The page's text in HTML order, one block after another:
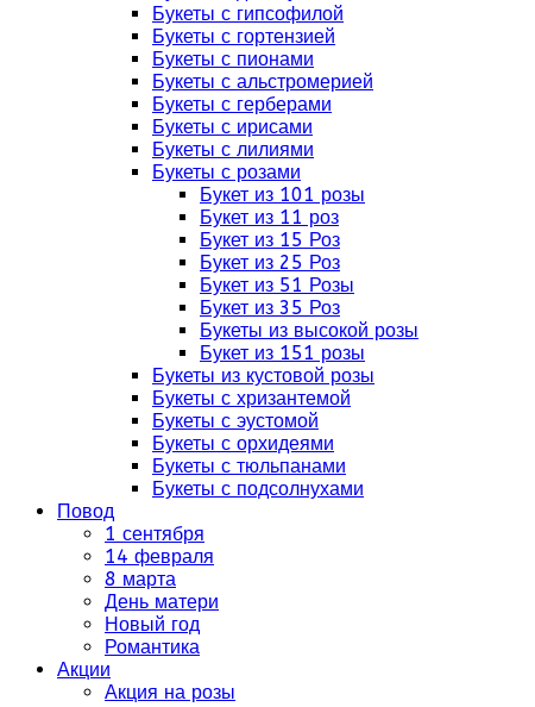
Букеты с гипсофилой
Букеты с гортензией
Букеты с пионами
Букеты с альстромерией
Букеты с герберами
Букеты с ирисами
Букеты с лилиями
Букеты с розами
Букет из 101 розы
Букет из 11 роз
Букет из 15 Роз
Букет из 25 Роз
Букет из 51 Розы
Букет из 35 Роз
Букеты из высокой розы
Букет из 151 розы
Букеты из кустовой розы
Букеты с хризантемой
Букеты с эустомой
Букеты с орхидеями
Букеты с тюльпанами
Букеты с подсолнухами
Повод
1 сентября
14 февраля
8 марта
День матери
Новый год
Романтика
Акции
Акция на розы